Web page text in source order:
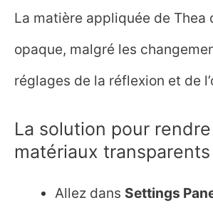
La matière appliquée de Thea
opaque, malgré les
réglages de la réflexion et de
La solution pour
matériaux transparents
Allez dans Settings